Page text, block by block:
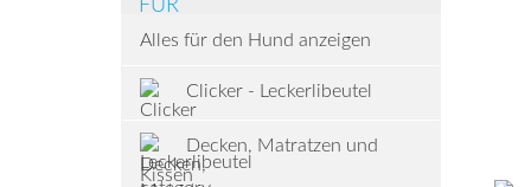
Alles für den Hund anzeigen
Clicker - Leckerlibeutel
Decken, Matratzen und
Kissen